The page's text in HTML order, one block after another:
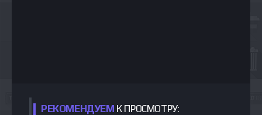
РЕКОМЕНДУЕМ К ПРОСМОТРУ: